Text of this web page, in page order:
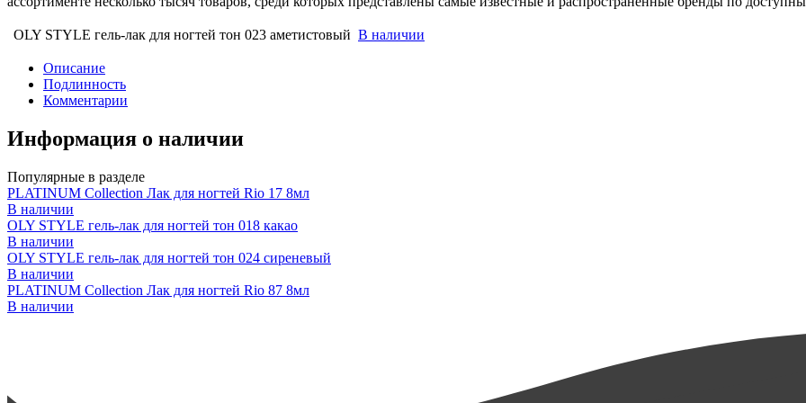
OLY STYLE гель-лак для ногтей тон 023 аметистовый В наличии
Описание
Подлинность
Комментарии
Информация о наличии
Популярные в разделе
PLATINUM Collection Лак для ногтей Rio 17 8мл
В наличии
OLY STYLE гель-лак для ногтей тон 018 какао
В наличии
OLY STYLE гель-лак для ногтей тон 024 сиреневый
В наличии
PLATINUM Collection Лак для ногтей Rio 87 8мл
В наличии